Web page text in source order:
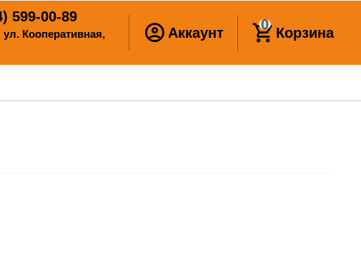
599-00-89
ул. Кооперативная,
Аккаунт
0
Корзина